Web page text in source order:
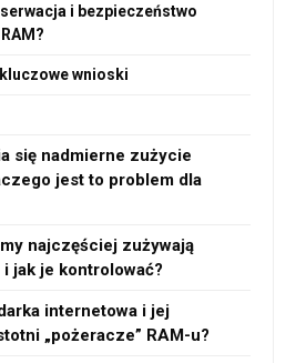
i bezpieczeństwo
wnioski
się nadmierne zużycie
jest to problem dla
najczęściej zużywają
jak je kontrolować?
internetowa i jej
„pożeracze” RAM-u?